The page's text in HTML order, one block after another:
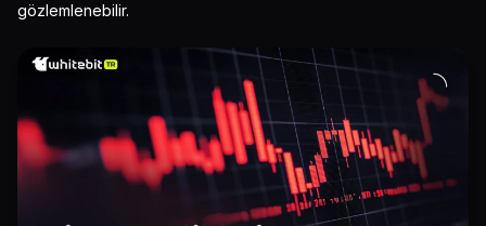
gözlemlenebilir.